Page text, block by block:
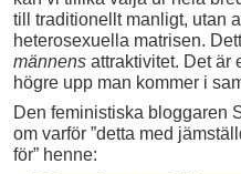
till traditionellt manligt, utan
heterosexuella matrisen.
männens attraktivitet. Det är
högre upp man kommer i
Den feministiska bloggaren
om varför ”detta med
för” henne: